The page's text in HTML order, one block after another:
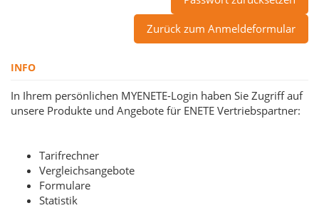
Zurück zum Anmeldeformular
INFO
In Ihrem persönlichen MYENETE-Login haben Sie Zugriff auf
unsere Produkte und Angebote für ENETE Vertriebspartner:
Tarifrechner
Vergleichsangebote
Formulare
Statistik